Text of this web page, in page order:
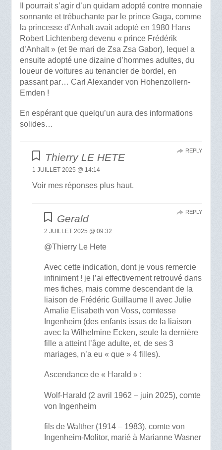
Il pourrait s’agir d’un quidam adopté contre monnaie
sonnante et trébuchante par le prince Gaga, comme
la princesse d’Anhalt avait adopté en 1980 Hans
Robert Lichtenberg devenu « prince Frédérik
d’Anhalt » (et 9e mari de Zsa Zsa Gabor), lequel a
ensuite adopté une dizaine d’hommes adultes, du
loueur de voitures au tenancier de bordel, en
passant par… Carl Alexander von Hohenzollern-
Emden !
En espérant que quelqu’un aura des informations
solides…
Thierry LE HETE
1 JUILLET 2025 @ 14:14
Voir mes réponses plus haut.
REPLY
Gerald
2 JUILLET 2025 @ 09:32
@Thierry Le Hete
Avec cette indication, dont je vous remercie
infiniment ! je l’ai effectivement retrouvé dans
mes fiches, mais comme descendant de la
liaison de Frédéric Guillaume II avec Julie
Amalie Elisabeth von Voss, comtesse
Ingenheim (des enfants issus de la liaison
avec la Wilhelmine Ecken, seule la dernière
fille a atteint l’âge adulte, et, de ses 3
mariages, n’a eu « que » 4 filles).
Ascendance de « Harald » :
Wolf-Harald (2 avril 1962 – juin 2025), comte
von Ingenheim
fils de Walther (1914 – 1983), comte von
Ingenheim-Molitor, marié à Marianne Wasner
REPLY